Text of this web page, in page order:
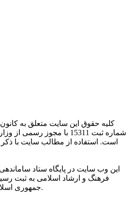
کلیه حقوق این سایت متعلق به
شماره ثبت 15311 با مجوز
است. استفاده از مطالب سایت با ذکر
این وب سایت در پایگاه ستاد ساماندهی
فرهنگ و ارشاد اسلامی به ثبت
جمهوری اسلامی ایران فعالیت می نماید.